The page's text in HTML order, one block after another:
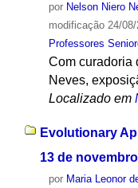
por Nelson Niero
modificação24/08/
Professores
Com curadoria
Neves,
Localizado em
Evolutionary
13 de
por Maria Leonor